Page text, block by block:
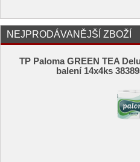
NEJPRODÁVANĚJŠÍ ZBOŽÍ
TP Paloma GREEN TEA
balení 14x4ks